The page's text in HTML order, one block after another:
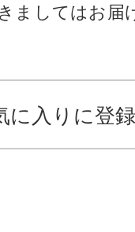
ましてはお届
に入りに登録